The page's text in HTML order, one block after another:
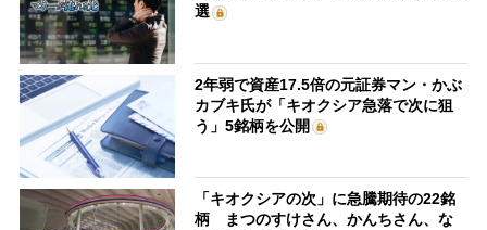
選
2年弱で資産17.5倍の元証券マン・かぶ
カブキ氏が「キオクシア急落で次に狙
う」5銘柄を公開
「キオクシアの次」に急騰期待の22銘
柄 まつのすけさん、かんちさん、な